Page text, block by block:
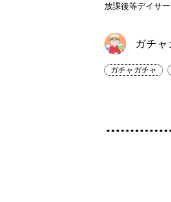
放課後等デイサ
ガチ
ガチャガチャ